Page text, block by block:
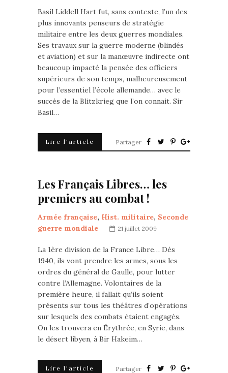
Basil Liddell Hart fut, sans conteste, l’un des
plus innovants penseurs de stratégie
militaire entre les deux guerres mondiales.
Ses travaux sur la guerre moderne (blindés
et aviation) et sur la manœuvre indirecte ont
beaucoup impacté la pensée des officiers
supérieurs de son temps, malheureusement
pour l’essentiel l’école allemande… avec le
succès de la Blitzkrieg que l’on connait. Sir
Basil…
Lire l'article Partager
Les Français Libres… les
premiers au combat !
Armée française, Hist. militaire, Seconde
guerre mondiale
21 juillet 2009
La 1ère division de la France Libre… Dès
1940, ils vont prendre les armes, sous les
ordres du général de Gaulle, pour lutter
contre l’Allemagne. Volontaires de la
première heure, il fallait qu’ils soient
présents sur tous les théâtres d’opérations
sur lesquels des combats étaient engagés.
On les trouvera en Érythrée, en Syrie, dans
le désert libyen, à Bir Hakeim…
Lire l'article Partager